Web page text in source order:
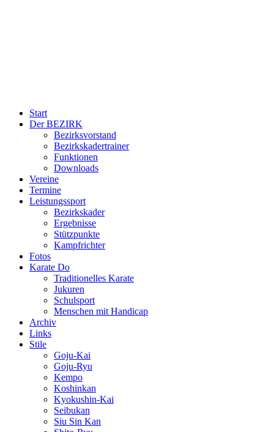
Start
Der BEZIRK
Bezirksvorstand
Bezirkskadertrainer
Funktionen
Downloads
Vereine
Termine
Leistungssport
Bezirkskader
Ergebnisse
Stützpunkte
Kampfrichter
Fotos
Karate Do
Traditionelles Karate
Jukuren
Schulsport
Menschen mit Handicap
Archiv
Links
Stile
Goju-Kai
Goju-Ryu
Kempo
Koshinkan
Kyokushin-Kai
Seibukan
Siu Sin Kan